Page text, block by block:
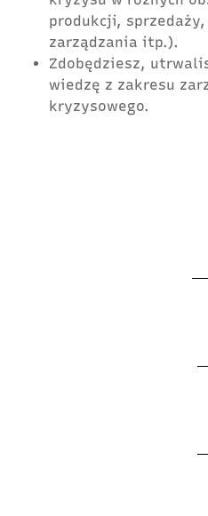
produkcji,
zarządzania itp.).
Zdobędziesz,
wiedzę z zakresu
kryzysowego.